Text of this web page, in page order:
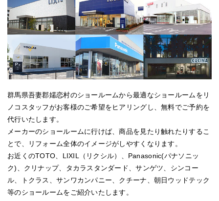
群馬県吾妻郡嬬恋村のショールームから最適なショールームをリ
ノコスタッフがお客様のご希望をヒアリングし、無料でご予約を
代行いたします。
メーカーのショールームに行けば、商品を見たり触れたりするこ
とで、リフォーム全体のイメージがしやすくなります。
お近くのTOTO、LIXIL（リクシル）、Panasonic(パナソニッ
ク)、クリナップ、タカラスタンダード、サンゲツ、シンコー
ル、トクラス、サンワカンパニー、クチーナ、朝日ウッドテック
等のショールームをご紹介いたします。